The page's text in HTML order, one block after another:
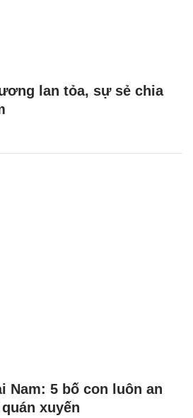
lan tỏa, sự sẻ chia
Nam: 5 bố con luôn an
xuyến